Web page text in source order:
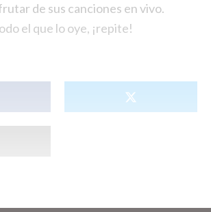
de sus canciones en vivo.
el que lo oye, ¡repite!